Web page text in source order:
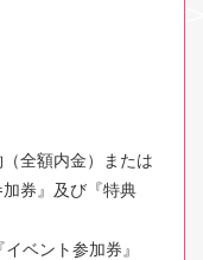
全額内金）または
券』及び『特典
ベント参加券』